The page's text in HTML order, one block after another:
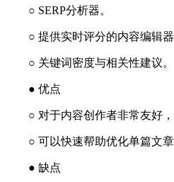
○ SERP分析器。
○ 提供实时评分的内容编辑器
○ 关键词密度与相关性建议。
● 优点
○ 对于内容创作者非常友好，
○ 可以快速帮助优化单篇文章
● 缺点